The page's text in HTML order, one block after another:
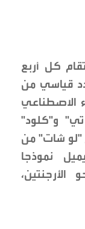
كل أربع
قياسي من
الاصطناعي
و"كلود"
"لو شات" من
نموذجا